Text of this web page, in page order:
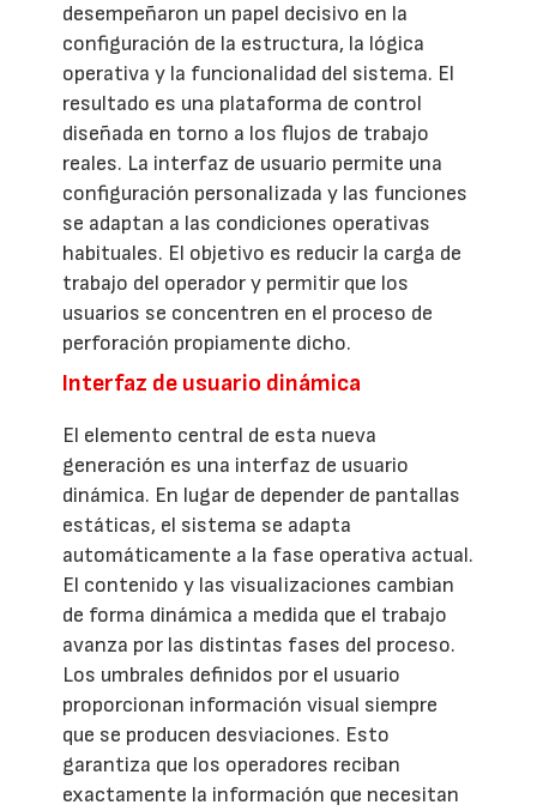
desempeñaron un papel decisivo en la
configuración de la estructura, la lógica
operativa y la funcionalidad del sistema. El
resultado es una plataforma de control
diseñada en torno a los flujos de trabajo
reales. La interfaz de usuario permite una
configuración personalizada y las funciones
se adaptan a las condiciones operativas
habituales. El objetivo es reducir la carga de
trabajo del operador y permitir que los
usuarios se concentren en el proceso de
perforación propiamente dicho.
Interfaz de usuario dinámica
El elemento central de esta nueva
generación es una interfaz de usuario
dinámica. En lugar de depender de pantallas
estáticas, el sistema se adapta
automáticamente a la fase operativa actual.
El contenido y las visualizaciones cambian
de forma dinámica a medida que el trabajo
avanza por las distintas fases del proceso.
Los umbrales definidos por el usuario
proporcionan información visual siempre
que se producen desviaciones. Esto
garantiza que los operadores reciban
exactamente la información que necesitan